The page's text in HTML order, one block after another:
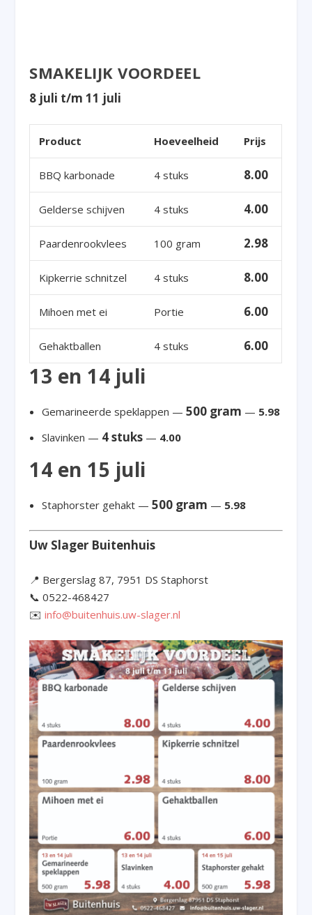
SMAKELIJK VOORDEEL
8 juli t/m 11 juli
Product Hoeveelheid Prijs
BBQ karbonade 4 stuks 8.00
Gelderse schijven 4 stuks 4.00
Paardenrookvlees 100 gram 2.98
Kipkerrie schnitzel 4 stuks 8.00
Mihoen met ei Portie 6.00
Gehaktballen 4 stuks 6.00
13 en 14 juli
Gemarineerde speklappen — 500 gram — 5.98
Slavinken — 4 stuks— 4.00
14 en 15 juli
Staphorster gehakt — 500 gram — 5.98
Uw Slager Buitenhuis
📍 Bergerslag 87, 7951 DS Staphorst
📞 0522-468427
✉️info@buitenhuis.uw-slager.nl